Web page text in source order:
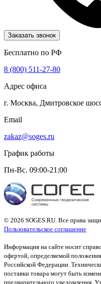
Заказать звонок
Бесплатно по РФ
8 (800) 511-27-80
Адрес офиса
г. Москва, Дмитровское
Email
zakaz@soges.ru
График работы
Пн-Вс. 09:00-21:00
© 2026 SOGES.RU. Все права
Пользовательское соглашение
Информация на сайте носит
офертой, определяемой
Российской Федерации.
поставки товара могут быть
предварительного уведомления.